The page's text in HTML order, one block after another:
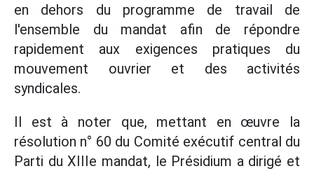
en dehors du programme de travail de
l'ensemble du mandat afin de répondre
rapidement aux exigences pratiques du
mouvement ouvrier et des activités
syndicales.
Il est à noter que, mettant en œuvre la
résolution n° 60 du Comité exécutif central du
Parti du XIIIe mandat, le Présidium a dirigé et